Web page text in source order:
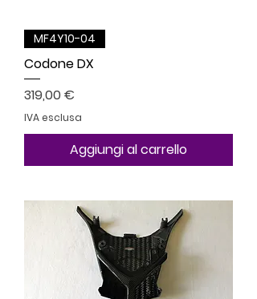
MF4Y10-04
Codone DX
Prezzo
319,00 €
IVA esclusa
Aggiungi al carrello